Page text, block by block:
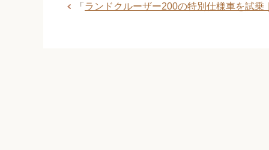
「 ランドクルーザー200の特別仕様車を試乗